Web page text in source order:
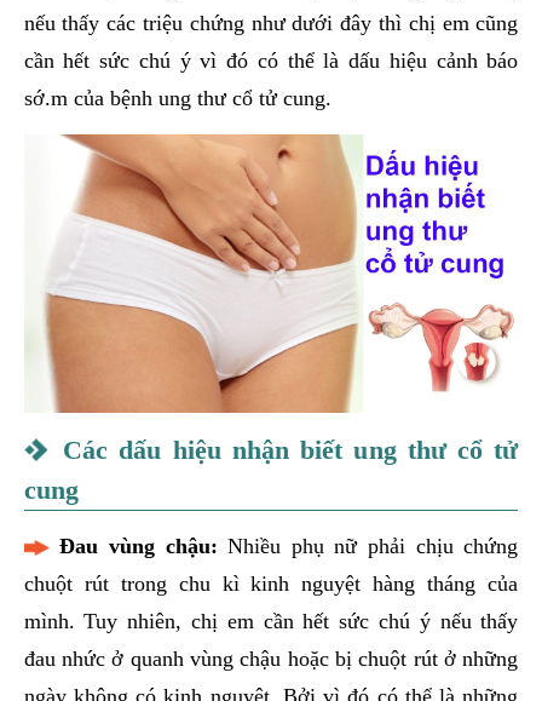
nếu thấy các triệu chứng như dưới đây thì chị em cũng
cần hết sức chú ý vì đó có thể là dấu hiệu cảnh báo
sớ.m của bệnh ung thư cổ tử cung.
Các dấu hiệu nhận biết ung thư cổ tử
cung
Đau vùng chậu: Nhiều phụ nữ phải chịu chứng
chuột rút trong chu kì kinh nguyệt hàng tháng của
mình. Tuy nhiên, chị em cần hết sức chú ý nếu thấy
đau nhức ở quanh vùng chậu hoặc bị chuột rút ở những